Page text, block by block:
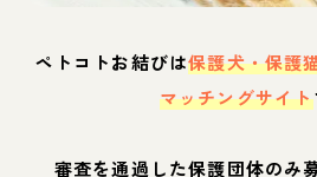
ペトコトお結びは保護犬・保護
マッチングサイト
審査を通過した保護団体のみ